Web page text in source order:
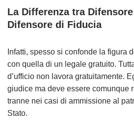
La Differenza tra
Difensore di Fiducia
Infatti, spesso si confonde la figura
con quella di un legale gratuito.
d’ufficio non lavora gratuitamente.
giudice ma deve essere comunque
tranne nei casi di ammissione al
Stato.